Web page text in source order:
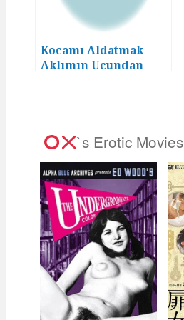
Kocamı Aldatmak
Aklımın Ucundan
`s Erotic Movies